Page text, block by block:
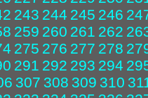
243 244 245 246
259 260 261 262
275 276 277 278
291 292 293 294
307 308 309 310